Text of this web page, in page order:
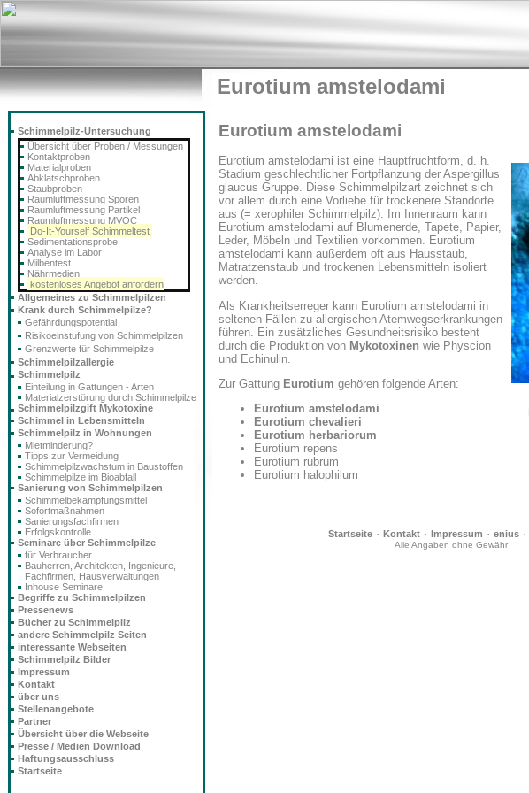
Eurotium amstelodami
Eurotium amstelodami
Eurotium amstelodami ist eine Hauptfruchtform, d. h.
Stadium geschlechtlicher Fortpflanzung der Aspergillus
glaucus Gruppe. Diese Schimmelpilzart zeichnet sich
vor allem durch eine Vorliebe für trockenere Standorte
aus (= xerophiler Schimmelpilz). Im Innenraum kann
Eurotium amstelodami auf Blumenerde, Tapete, Papier,
Leder, Möbeln und Textilien vorkommen. Eurotium
amstelodami kann außerdem oft aus Hausstaub,
Matratzenstaub und trockenen Lebensmitteln isoliert
werden.
Als Krankheitserreger kann Eurotium amstelodami in
seltenen Fällen zu allergischen Atemwegserkrankungen
führen. Ein zusätzliches Gesundheitsrisiko besteht
durch die Produktion von Mykotoxinen wie Physcion
und Echinulin.
Zur Gattung Eurotium gehören folgende Arten:
Eurotium amstelodami
Eurotium chevalieri
Eurotium herbariorum
Eurotium repens
Eurotium rubrum
Eurotium halophilum
Startseite· Kontakt· Impressum · enius·
Alle Angaben ohne Gewähr
Schimmelpilz-Untersuchung
Übersicht über Proben / Messungen
Kontaktproben
Materialproben
Abklatschproben
Staubproben
Raumluftmessung Sporen
Raumluftmessung Partikel
Raumluftmessung MVOC
Do-It-Yourself Schimmeltest
Sedimentationsprobe
Analyse im Labor
Milbentest
Nährmedien
kostenloses Angebot anfordern
Allgemeines zu Schimmelpilzen
Krank durch Schimmelpilze?
Gefährdungspotential
Risikoeinstufung von Schimmelpilzen
Grenzwerte für Schimmelpilze
Schimmelpilzallergie
Schimmelpilz
Einteilung in Gattungen - Arten
Materialzerstörung durch Schimmelpilze
Schimmelpilzgift Mykotoxine
Schimmel in Lebensmitteln
Schimmelpilz in Wohnungen
Mietminderung?
Tipps zur Vermeidung
Schimmelpilzwachstum in Baustoffen
Schimmelpilze im Bioabfall
Sanierung von Schimmelpilzen
Schimmelbekämpfungsmittel
Sofortmaßnahmen
Sanierungsfachfirmen
Erfolgskontrolle
Seminare über Schimmelpilze
für Verbraucher
Bauherren, Architekten, Ingenieure,
Fachfirmen, Hausverwaltungen
Inhouse Seminare
Begriffe zu Schimmelpilzen
Pressenews
Bücher zu Schimmelpilz
andere Schimmelpilz Seiten
interessante Webseiten
Schimmelpilz Bilder
Impressum
Kontakt
über uns
Stellenangebote
Partner
Übersicht über die Webseite
Presse / Medien Download
Haftungsausschluss
Startseite